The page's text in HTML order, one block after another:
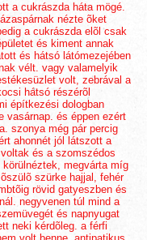
a cukrászda háta mögé.
nézte õket
a cukrászda elõl csak
és kiment annak
és hátsó látómezejében
vélt. vagy valamelyik
volt, zebrával a
hátsó részérõl
építkezési dologban
vasárnap. és éppen ezért
szonya még pár percig
ahonnét jól látszott a
és a szomszédos
megvárta míg
szürke hajjal, fehér
rövid gatyeszben és
negyvenen túl mind a
és napnyugat
neki kérdõleg. a férfi